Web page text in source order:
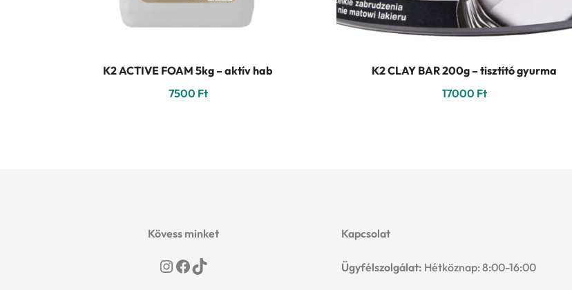
K2 ACTIVE FOAM 5kg – aktív hab
7500 Ft
K2 CLAY BAR 200g – tisztító gyurma
17000 Ft
Kövess minket
Instagram
Facebook
TikTok
Kapcsolat
Ügyfélszolgálat: Hétköznap: 8:00-16:00